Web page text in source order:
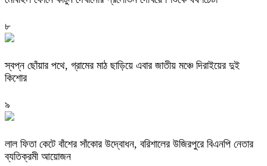
৮
স্বপ্ন ছোঁয়ার পথে, গ্রামের মাঠ ছাড়িয়ে এবার জাতীয় মঞ্চে দিরাইয়ের দুই
কিশোর
৯
‎লাল ফিতা কেটে বাঁশের সাঁকোর উদ্বোধন, বরিশালের উজিরপুরে বিএনপি নেতার
ব্যতিক্রমী আয়োজন